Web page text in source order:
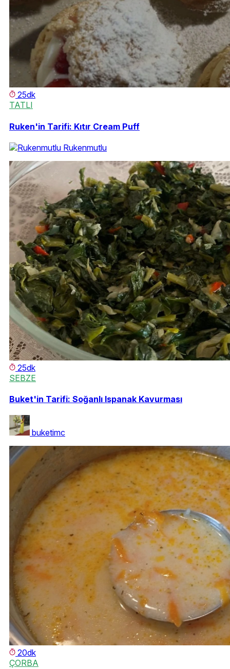
25dk
TATLI
Ruken'in Tarifi: Kıtır Cream Puff
Rukenmutlu
25dk
SEBZE
Buket'in Tarifi: Soğanlı Ispanak Kavurması
buketimc
20dk
ÇORBA